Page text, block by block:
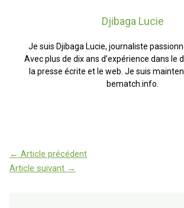
Djibaga Lucie
Je suis Djibaga Lucie, journaliste
Avec plus de dix ans d’expérience dans le
la presse écrite et le web. Je suis
bematch.info.
← Article précédent
Article suivant →